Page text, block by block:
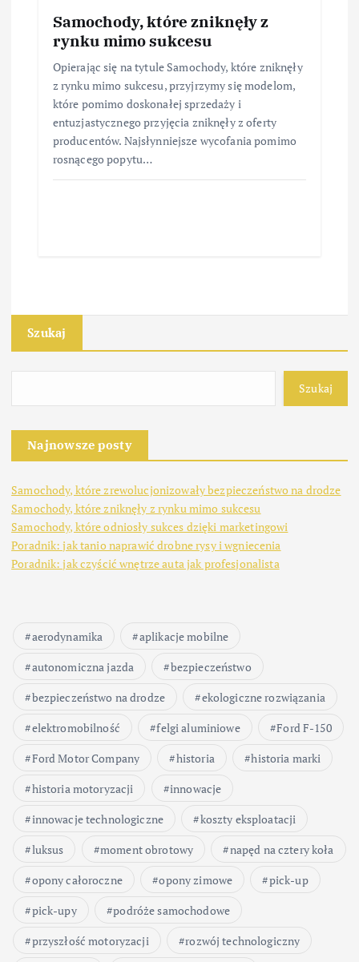
Samochody, które zniknęły z
rynku mimo sukcesu
Opierając się na tytule Samochody, które zniknęły
z rynku mimo sukcesu, przyjrzymy się modelom,
które pomimo doskonałej sprzedaży i
entuzjastycznego przyjęcia zniknęły z oferty
producentów. Najsłynniejsze wycofania pomimo
rosnącego popytu…
Szukaj
Szukaj
Najnowsze posty
Samochody, które zrewolucjonizowały bezpieczeństwo na drodze
Samochody, które zniknęły z rynku mimo sukcesu
Samochody, które odniosły sukces dzięki marketingowi
Poradnik: jak tanio naprawić drobne rysy i wgniecenia
Poradnik: jak czyścić wnętrze auta jak profesjonalista
aerodynamika
aplikacje mobilne
autonomiczna jazda
bezpieczeństwo
bezpieczeństwo na drodze
ekologiczne rozwiązania
elektromobilność
felgi aluminiowe
Ford F-150
Ford Motor Company
historia
historia marki
historia motoryzacji
innowacje
innowacje technologiczne
koszty eksploatacji
luksus
moment obrotowy
napęd na cztery koła
opony całoroczne
opony zimowe
pick-up
pick-upy
podróże samochodowe
przyszłość motoryzacji
rozwój technologiczny